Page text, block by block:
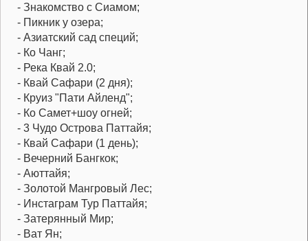
- Знакомство с Сиамом;
- Пикник у озера;
- Азиатский сад специй;
- Ко Чанг;
- Река Квай 2.0;
- Квай Сафари (2 дня);
- Круиз "Пати Айленд";
- Ко Самет+шоу огней;
- 3 Чудо Острова Паттайя;
- Квай Сафари (1 день);
- Вечерний Бангкок;
- Аюттайя;
- Золотой Мангровый Лес;
- Инстаграм Тур Паттайя;
- Затерянный Мир;
- Ват Ян;